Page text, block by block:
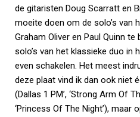
de gitaristen Doug Scarratt en
moeite doen om de solo’s van
Graham Oliver en Paul Quinn
solo’s van het klassieke duo in
even schakelen. Het meest
deze plaat vind ik dan ook niet
(Dallas 1 PM’, ‘Strong Arm Of
‘Princess Of The Night’), maar